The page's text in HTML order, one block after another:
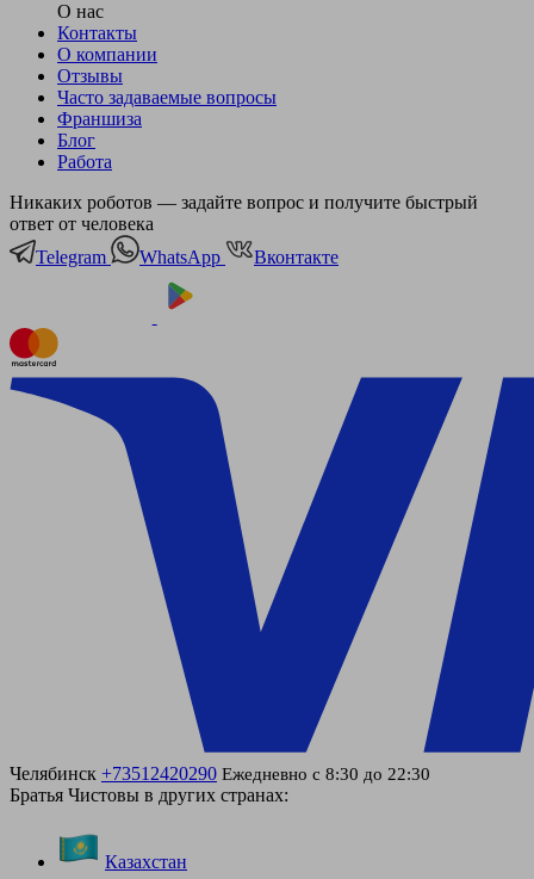
О нас
Контакты
О компании
Отзывы
Часто задаваемые вопросы
Франшиза
Блог
Работа
Никаких роботов — задайте вопрос и получите быстрый
ответ от человека
Telegram
WhatsApp Вконтакте
Челябинск +73512420290 Ежедневно с 8:30 до 22:30
Братья Чистовы в других странах:
Казахстан